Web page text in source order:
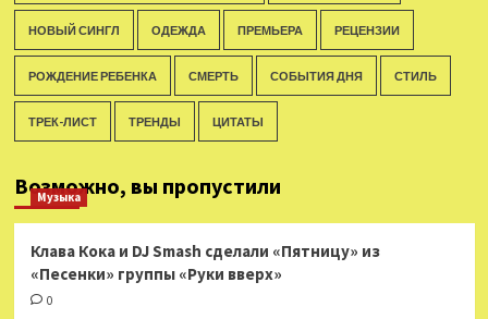
НОВЫЙ СИНГЛ ОДЕЖДА ПРЕМЬЕРА РЕЦЕНЗИИ
РОЖДЕНИЕ РЕБЕНКА СМЕРТЬ СОБЫТИЯ ДНЯ СТИЛЬ
ТРЕК-ЛИСТ ТРЕНДЫ ЦИТАТЫ
Возможно, вы пропустили
Музыка
Клава Кока и DJ Smash сделали «Пятницу» из
«Песенки» группы «Руки вверх»
0